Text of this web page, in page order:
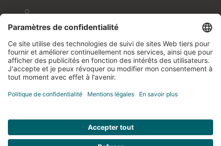
Informations générales Protection des données
Politique de cookies
Mentions légales Contactez-nous